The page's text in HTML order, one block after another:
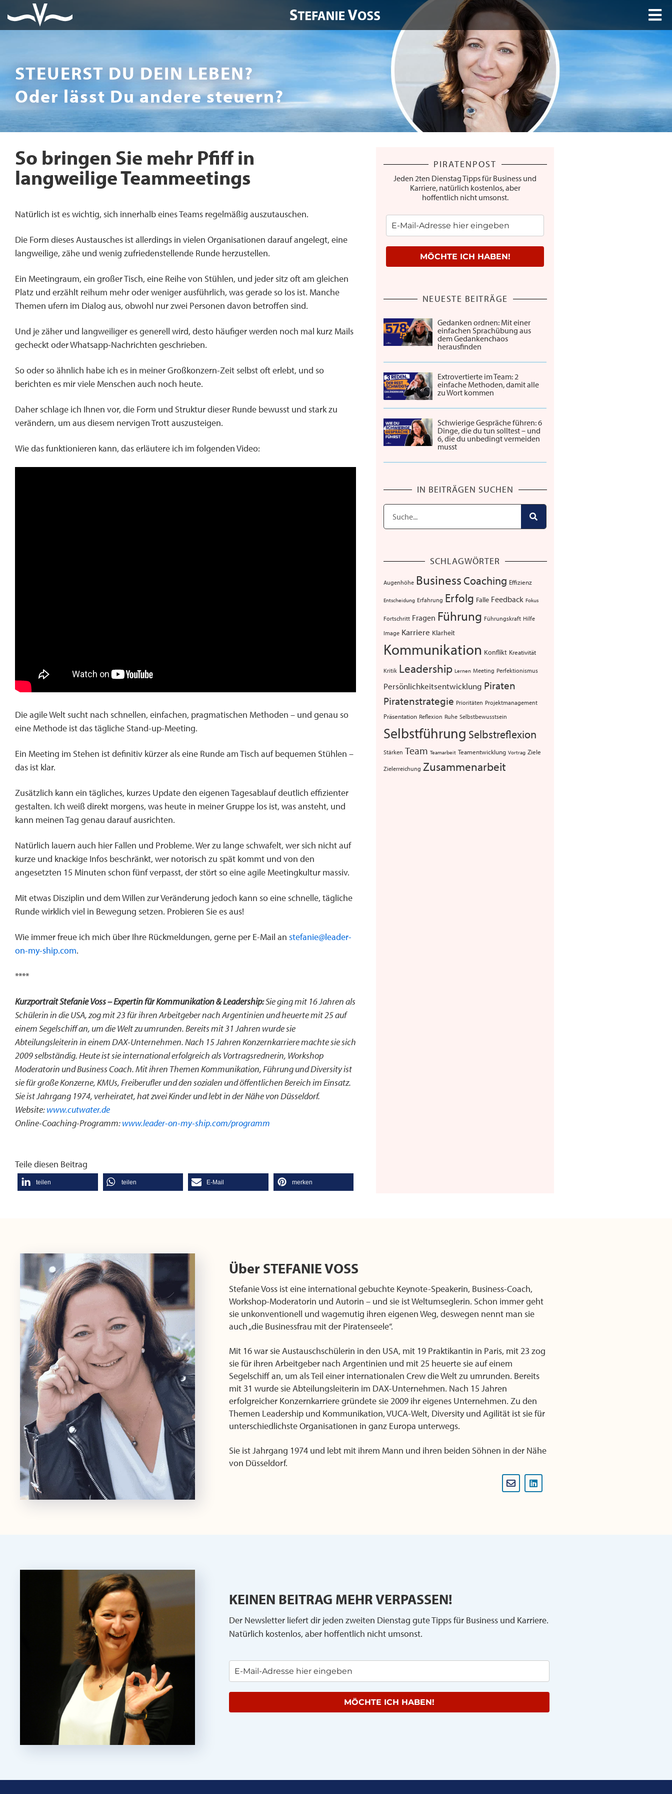
STEUERST DU DEIN LEBEN?
Oder lässt Du andere steuern?
So bringen Sie mehr Pfiff in
langweilige Teammeetings
Natürlich ist es wichtig, sich innerhalb eines Teams regelmäßig auszutauschen.
Die Form dieses Austausches ist allerdings in vielen Organisationen darauf angelegt, eine
langweilige, zähe und wenig zufriedenstellende Runde herzustellen.
Ein Meetingraum, ein großer Tisch, eine Reihe von Stühlen, und jeder sitz oft am gleichen
Platz und erzählt reihum mehr oder weniger ausführlich, was gerade so los ist. Manche
Themen ufern im Dialog aus, obwohl nur zwei Personen davon betroffen sind.
Und je zäher und langweiliger es generell wird, desto häufiger werden noch mal kurz Mails
gecheckt oder Whatsapp-Nachrichten geschrieben.
So oder so ähnlich habe ich es in meiner Großkonzern-Zeit selbst oft erlebt, und so
berichten es mir viele Menschen auch noch heute.
Daher schlage ich Ihnen vor, die Form und Struktur dieser Runde bewusst und stark zu
verändern, um aus diesem nervigen Trott auszusteigen.
Wie das funktionieren kann, das erläutere ich im folgenden Video:
Die agile Welt sucht nach schnellen, einfachen, pragmatischen Methoden – und genau so
eine Methode ist das tägliche Stand-up-Meeting.
Ein Meeting im Stehen ist definitiv kürzer als eine Runde am Tisch auf bequemen Stühlen –
das ist klar.
Zusätzlich kann ein tägliches, kurzes Update den eigenen Tagesablauf deutlich effizienter
gestalten. Ich weiß direkt morgens, was heute in meiner Gruppe los ist, was ansteht, und
kann meinen Tag genau darauf ausrichten.
Natürlich lauern auch hier Fallen und Probleme. Wer zu lange schwafelt, wer sich nicht auf
kurze und knackige Infos beschränkt, wer notorisch zu spät kommt und von den
angesetzten 15 Minuten schon fünf verpasst, der stört so eine agile Meetingkultur massiv.
Mit etwas Disziplin und dem Willen zur Veränderung jedoch kann so eine schnelle, tägliche
Runde wirklich viel in Bewegung setzen. Probieren Sie es aus!
Wie immer freue ich mich über Ihre Rückmeldungen, gerne per E-Mail an stefanie@leader-
on-my-ship.com.
****
Kurzportrait Stefanie Voss– Expertin für Kommunikation & Leadership:Sie ging mit 16 Jahren als
Schülerin in die USA, zog mit 23 für ihren Arbeitgeber nach Argentinien und heuerte mit 25 auf
einem Segelschiff an, um die Welt zu umrunden. Bereits mit 31 Jahren wurde sie
Abteilungsleiterin in einem DAX-Unternehmen. Nach 15 Jahren Konzernkarriere machte sie sich
2009 selbständig. Heute ist sie international erfolgreich als Vortragsrednerin, Workshop
Moderatorin und Business Coach. Mit ihren Themen Kommunikation, Führung und Diversity ist
sie für große Konzerne, KMUs, Freiberufler und den sozialen und öffentlichen Bereich im Einsatz.
Sie ist Jahrgang 1974, verheiratet, hat zwei Kinder und lebt in der Nähe von Düsseldorf.
Website:www.cutwater.de
Online-Coaching-Programm:www.leader-on-my-ship.com/programm
Teile diesen Beitrag
teilen teilen E-Mail merken
PIRATENPOST
Jeden 2ten Dienstag Tipps für Business und
Karriere, natürlich kostenlos, aber
hoffentlich nicht umsonst.
MÖCHTE ICH HABEN!
NEUESTE BEITRÄGE
Gedanken ordnen: Mit einer
einfachen Sprachübung aus
dem Gedankenchaos
herausfinden
Extrovertierte im Team: 2
einfache Methoden, damit alle
zu Wort kommen
Schwierige Gespräche führen: 6
Dinge, die du tun solltest – und
6, die du unbedingt vermeiden
musst
IN BEITRÄGEN SUCHEN
SCHLAGWÖRTER
Augenhöhe BusinessCoaching Effizienz
Entscheidung Erfahrung Erfolg Falle Feedback Fokus
Fortschritt Fragen Führung Führungskraft Hilfe
Image Karriere Klarheit
Kommunikation Konflikt Kreativität
Kritik Leadership Lernen Meeting Perfektionismus
Persönlichkeitsentwicklung Piraten
Piratenstrategie Prioritäten Projektmanagement
Präsentation Reflexion Ruhe Selbstbewusstsein
Selbstführung Selbstreflexion
Stärken Team Teamarbeit Teamentwicklung Vortrag Ziele
Zielerreichung Zusammenarbeit
Über STEFANIE VOSS
Stefanie Voss ist eine international gebuchte Keynote-Speakerin, Business-Coach,
Workshop-Moderatorin und Autorin – und sie ist Weltumseglerin. Schon immer geht
sie unkonventionell und wagemutig ihren eigenen Weg, deswegen nennt man sie
auch „die Businessfrau mit der Piratenseele“.
Mit 16 war sie Austauschschülerin in den USA, mit 19 Praktikantin in Paris, mit 23 zog
sie für ihren Arbeitgeber nach Argentinien und mit 25 heuerte sie auf einem
Segelschiff an, um als Teil einer internationalen Crew die Welt zu umrunden. Bereits
mit 31 wurde sie Abteilungsleiterin im DAX-Unternehmen. Nach 15 Jahren
erfolgreicher Konzernkarriere gründete sie 2009 ihr eigenes Unternehmen. Zu den
Themen Leadership und Kommunikation, VUCA-Welt, Diversity und Agilität ist sie für
unterschiedlichste Organisationen in ganz Europa unterwegs.
Sie ist Jahrgang 1974 und lebt mit ihrem Mann und ihren beiden Söhnen in der Nähe
von Düsseldorf.
KEINEN BEITRAG MEHR VERPASSEN!
Der Newsletter liefert dir jeden zweiten Dienstag gute Tipps für Business und Karriere.
Natürlich kostenlos, aber hoffentlich nicht umsonst.
MÖCHTE ICH HABEN!